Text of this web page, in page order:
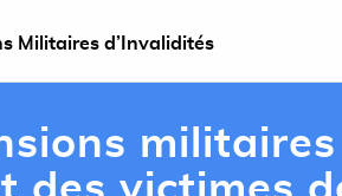
Militaires d’Invalidités
militaires